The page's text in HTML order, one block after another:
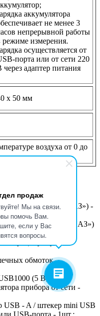
продаж
Мы на связи.
помочь Вам.
если у Вас
вопросы.
аккумулятора
не менее 3
непрерывной работы
режиме измерения.
осуществляется от
порта или от сети 220
через адаптер питания
х 50 мм
воздуха от 0 до
(маркировка «ПАЗ») -
«ПАЗ»)
(маркировка
обмоток
(5 В, 1000
прибора от сети -
- A / штекер mini USB
USB-порта - 1шт.;